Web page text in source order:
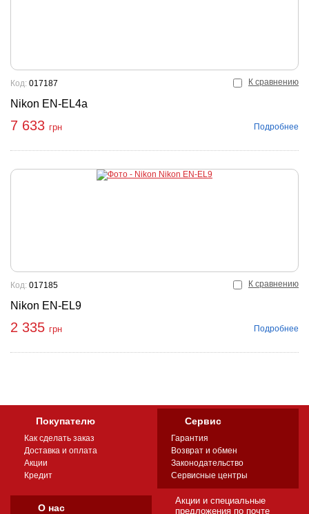
К сравнению
Nikon EN-EL4a
Код: 017187
7 633 грн Подробнее
К сравнению
Nikon EN-EL9
Код: 017185
2 335 грн Подробнее
Покупателю
Как сделать заказ
Доставка и оплата
Акции
Кредит
Сервис
Гарантия
Возврат и обмен
Законодательство
Сервисные центры
О нас
Акции и специальные
предложения по почте